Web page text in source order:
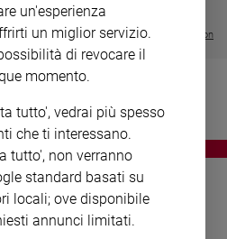
Visualizza tutte le collection
NOTE LEGALI
un'esperienza
un miglior servizio.
di revocare il
momento.
tutto', vedrai più spesso
che ti interessano.
tutto', non verranno
standard basati su
locali; ove disponibile
annunci limitati.